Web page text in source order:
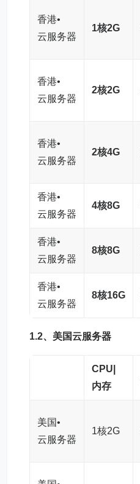
香港•
云服务器
1核2G
香港•
云服务器
2核2G
香港•
云服务器
2核4G
香港•
云服务器
4核8G
香港•
云服务器
8核8G
香港•
云服务器
8核16G
1.2、 美国云服务器
CPU|
内存
美国•
云服务器
1核2G